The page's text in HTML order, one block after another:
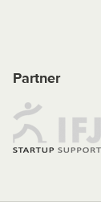
Partner